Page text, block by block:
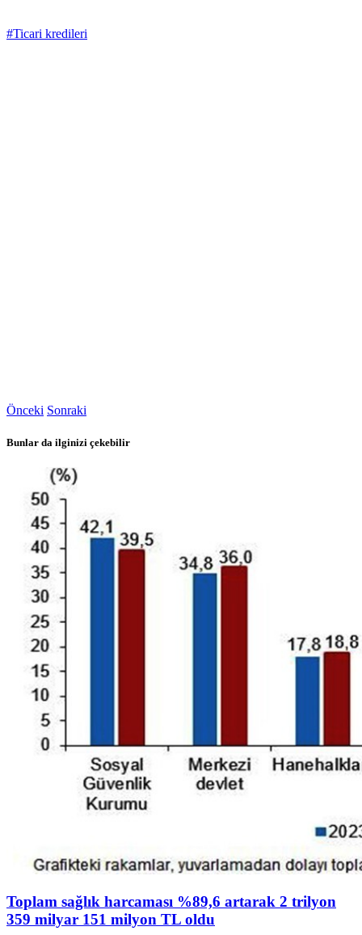
#Ticari kredileri
Önceki Sonraki
Bunlar da ilginizi çekebilir
Toplam sağlık harcaması %89,6 artarak 2 trilyon
359 milyar 151 milyon TL oldu